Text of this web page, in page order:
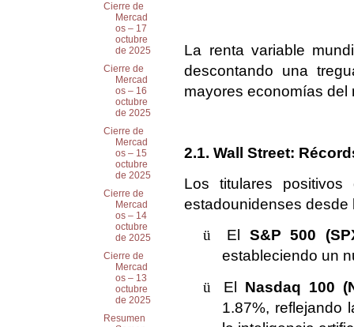
La renta variable
descontando una
mayores economías del
2.1. Wall Street:
Los titulares
estadounidenses desde
ü
El S&P 500
estableciendo un
ü
El Nasdaq 100
1.87%, reflejando
Cierre de
Mercad
os – 17
octubre
de 2025
Cierre de
Mercad
os – 16
octubre
de 2025
Cierre de
Mercad
os – 15
octubre
de 2025
Cierre de
Mercad
os – 14
octubre
de 2025
Cierre de
Mercad
os – 13
octubre
de 2025
Resumen